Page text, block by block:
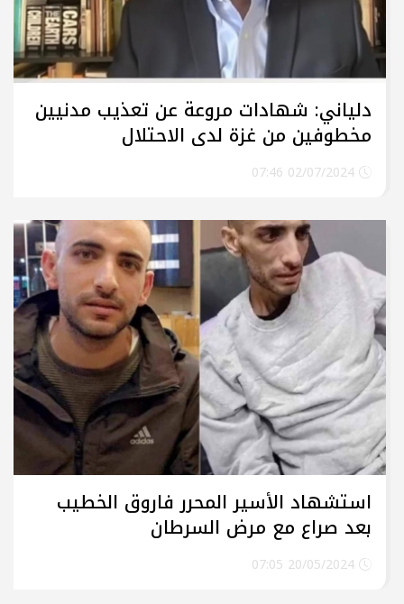
دلياني: شهادات مروعة عن تعذيب مدنيين
مخطوفين من غزة لدى الاحتلال
استشهاد الأسير المحرر فاروق الخطيب
بعد صراع مع مرض السرطان